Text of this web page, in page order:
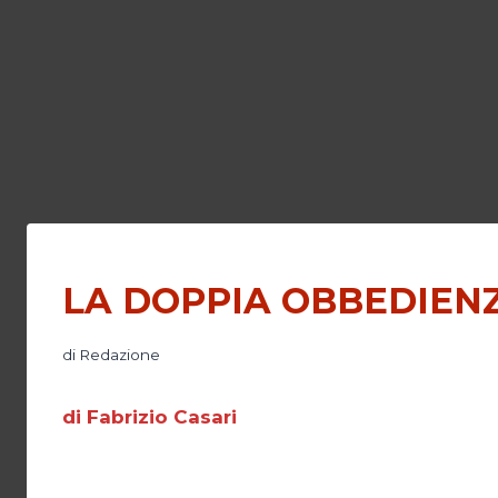
LA DOPPIA
di Redazione
di Fabrizio Casari